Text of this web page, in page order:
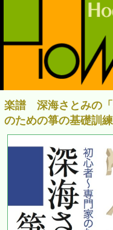
楽譜 深海さとみの「
のための箏の基礎訓練